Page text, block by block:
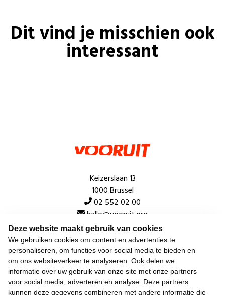
Deze website maakt gebruik van cookies
We gebruiken cookies om content en advertenties te
personaliseren, om functies voor social media te bieden en
om ons websiteverkeer te analyseren. Ook delen we
informatie over uw gebruik van onze site met onze partners
voor social media, adverteren en analyse. Deze partners
kunnen deze gegevens combineren met andere informatie die
Dit vind je misschien ook
interessant
Keizerslaan 13
1000 Brussel
02 552 02 00
hallo@vooruit.org
Snel
Over de beweging
Algemeen